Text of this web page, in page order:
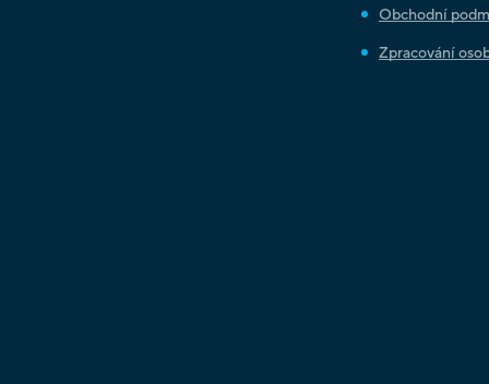
Obchodní
Zpracování